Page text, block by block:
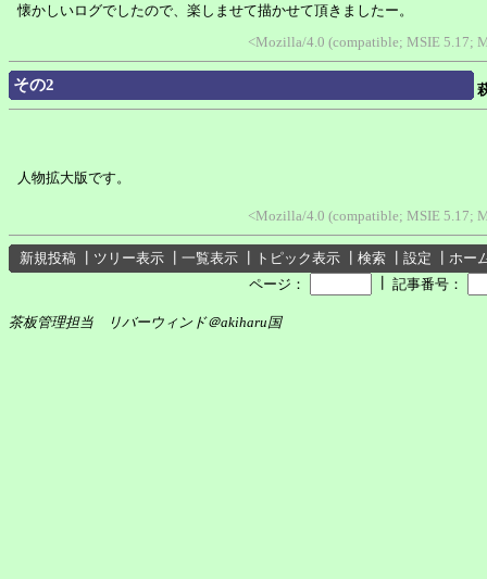
懐かしいログでしたので、楽しませて描かせて頂きましたー。
<Mozilla/4.0 (compatible; MSIE 5.17;
その2
人物拡大版です。
<Mozilla/4.0 (compatible; MSIE 5.17;
新規投稿 ツリー表示 一覧表示 トピック表示 検索 設定
ホー
ページ：
記事番号：
茶板管理担当 リバーウィンド＠akiharu国